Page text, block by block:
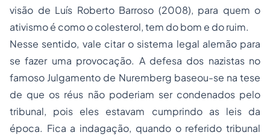
visão de Luís Roberto Barroso (2008), para quem o
ativismo é como o colesterol, tem do bom e do ruim.
Nesse sentido, vale citar o sistema legal alemão para
se fazer uma provocação. A defesa dos nazistas no
famoso Julgamento de Nuremberg baseou-se na tese
de que os réus não poderiam ser condenados pelo
tribunal, pois eles estavam cumprindo as leis da
época. Fica a indagação, quando o referido tribunal